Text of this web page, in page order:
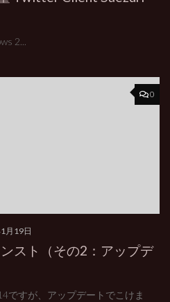
2...
0
月19日
スト（その2：アップデ
ですが、アップデートでこけま